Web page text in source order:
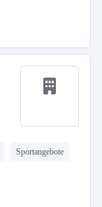
Sportangebote